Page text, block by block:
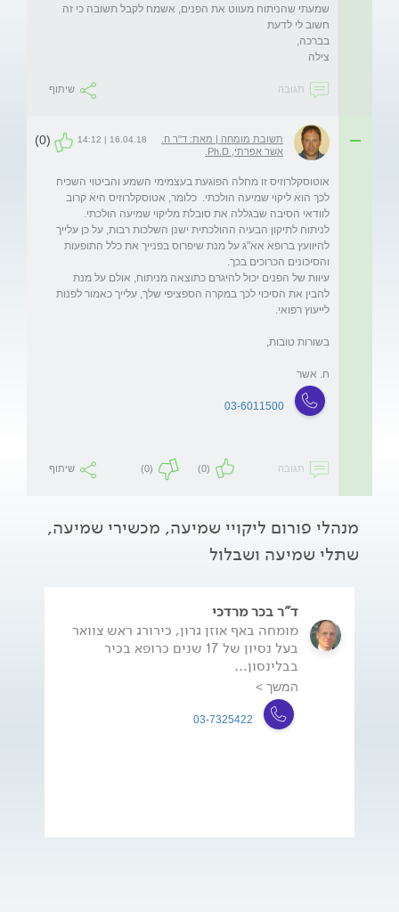
שמעתי שהניתוח מעווט את הפנים, אשמח לקבל תשובה כי זה
צילה
תגובה שיתוף
תשובת מומחה | מאת: ד"ר ח.
אשר אפרתי, Ph.D.
16.04.18 | 14:12
(0)
אוטוסקלרוזיס זו מחלה הפוגעת בעצמימי השמע והביטוי השכיח
לכך הוא ליקוי שמיעה הולכתי.  כלומר, אטוסקלרוזיס היא קרוב
לניתוח לתיקון הבעיה ההולכתית ישנן השלכות רבות, על כן עלייך
להיוועץ ברופא אא"ג על מנת שיפרוס בפנייך את כלל התופעות
עיוות של הפנים יכול להיגרם כתוצאה מניתוח, אולם על מנת
להבין את הסיכוי לכך במקרה הספציפי שלך, עלייך כאמור לפנות
ח. אשר
03-6011500
תגובה (0)
(0) שיתוף
מנהלי פורום ליקויי שמיעה, מכשירי שמיעה,
שתלי שמיעה ושבלול
ד"ר בכר מרדכי
מומחה באף אוזן גרון, כירורג ראש צוואר
בעל נסיון של 17 שנים כרופא בכיר
בבלינסון...
המשך >
03-7325422